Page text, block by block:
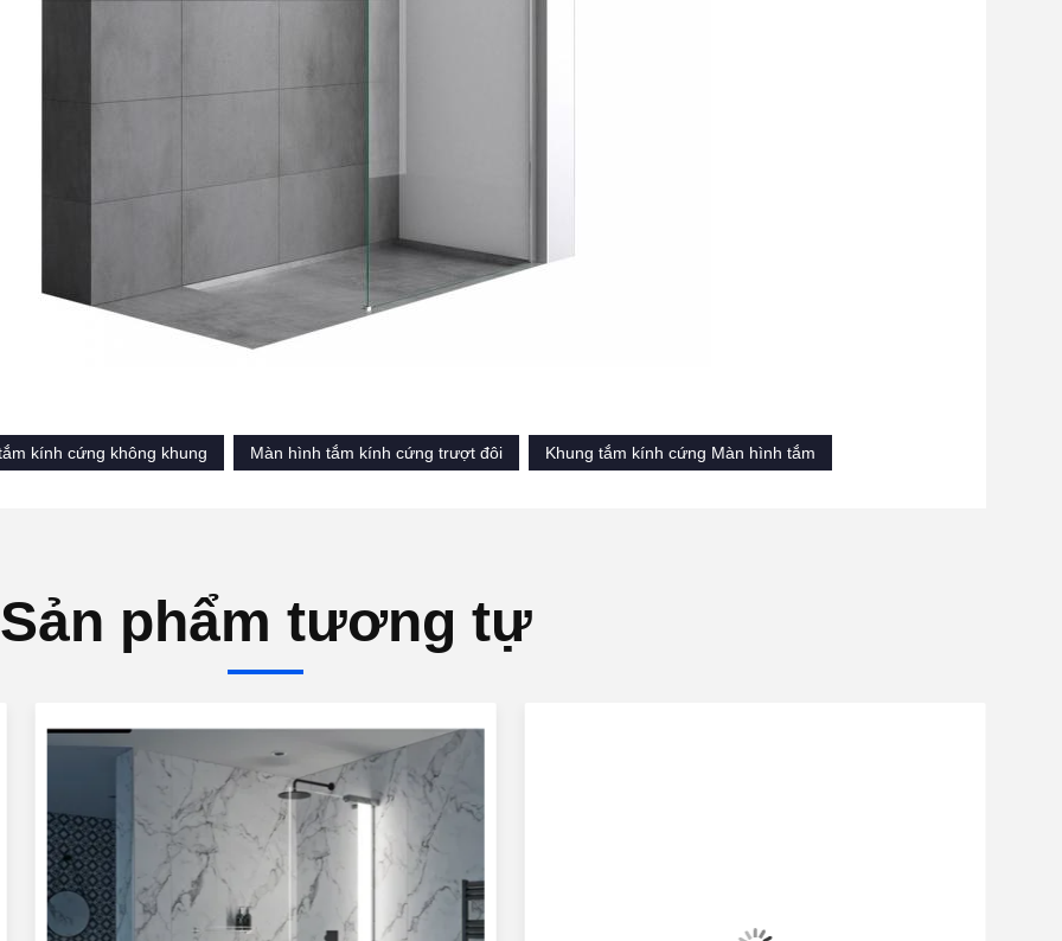
kính cứng không khung Màn hình tắm kính cứng trượt đôi Khung tắm kính cứng Màn hình tắm
Sản phẩm tương tự